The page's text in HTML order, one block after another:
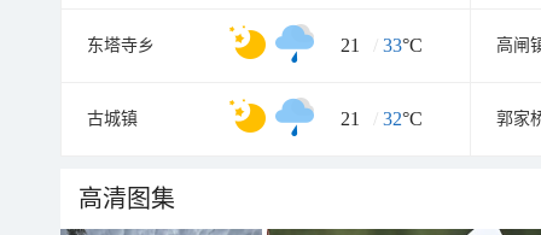
东塔寺乡 21 / 33°C 高闸
古城镇 21 / 32°C 郭家
高清图集